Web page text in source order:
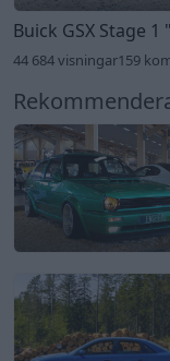
Buick GSX Stage 1
44 684 visningar159